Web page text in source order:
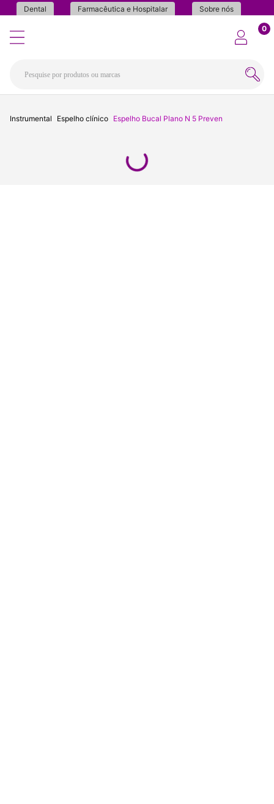
Dental Farmacêutica e Hospitalar Sobre nós
0
Instrumental Espelho clínico Espelho Bucal Plano N 5 Preven